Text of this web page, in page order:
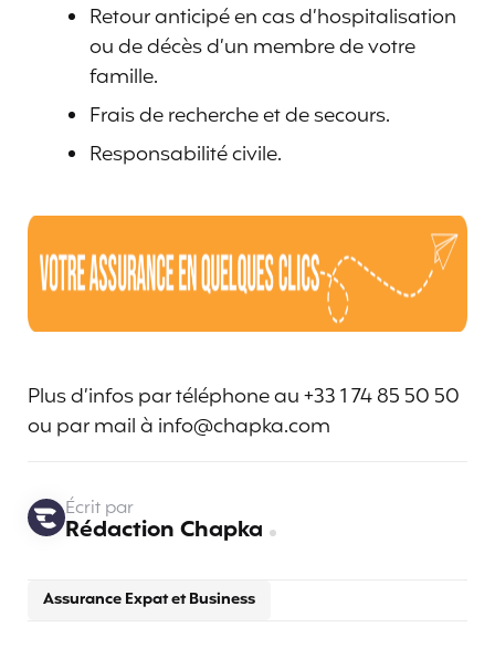
Retour anticipé en cas d’hospitalisation
ou de décès d’un membre de votre
famille.
Frais de recherche et de secours.
Responsabilité civile.
Plus d’infos par téléphone au +33 1 74 85 50 50
ou par mail à info@chapka.com
Assurance Expat et Business
Écrit par
Rédaction Chapka